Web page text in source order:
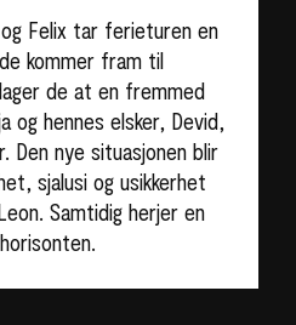
Felix tar ferieturen en
kommer fram til
de at en fremmed
og hennes elsker, Devid,
Den nye situasjonen blir
sjalusi og usikkerhet
Samtidig herjer en